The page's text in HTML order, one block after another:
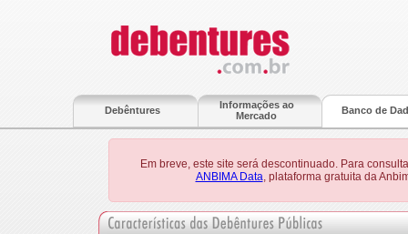
Debêntures
Informações ao
Mercado
Banco de
Em breve, este site será descontinuado. Para
ANBIMA Data, plataforma gratuita da